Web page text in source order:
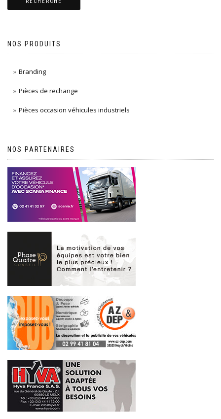
NOS PRODUITS
Branding
Pièces de rechange
Pièces occasion véhicules industriels
NOS PARTENAIRES